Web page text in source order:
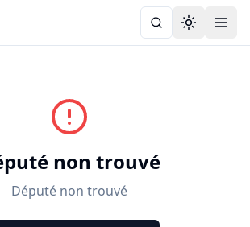
Toggle
non trouvé
Député non trouvé